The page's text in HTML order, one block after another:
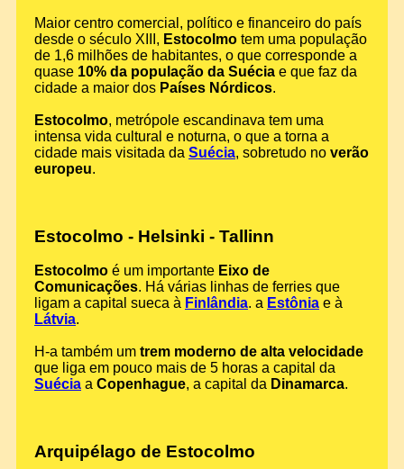
Maior centro comercial, político e financeiro do país
desde o século XIII, Estocolmo tem uma população
de 1,6 milhões de habitantes, o que corresponde a
quase 10% da população da Suécia e que faz da
cidade a maior dos Países Nórdicos.
Estocolmo, metrópole escandinava tem uma
intensa vida cultural e noturna, o que a torna a
cidade mais visitada da Suécia, sobretudo no verão
europeu.
Estocolmo - Helsinki - Tallinn
Estocolmo é um importante Eixo de
Comunicações. Há várias linhas de ferries que
ligam a capital sueca à Finlândia. a Estônia e à
Látvia.
H-a também um trem moderno de alta velocidade
que liga em pouco mais de 5 horas a capital da
Suécia a Copenhague, a capital da Dinamarca.
Arquipélago de Estocolmo